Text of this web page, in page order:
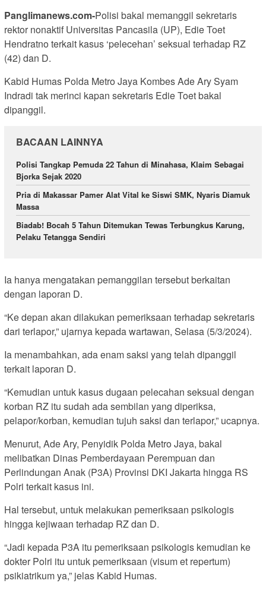
Panglimanews.com-Polisi bakal memanggil sekretaris
rektor nonaktif Universitas Pancasila (UP), Edie Toet
Hendratno terkait kasus ‘pelecehan’ seksual terhadap RZ
(42) dan D.
Kabid Humas Polda Metro Jaya Kombes Ade Ary Syam
Indradi tak merinci kapan sekretaris Edie Toet bakal
dipanggil.
BACAAN LAINNYA
Polisi Tangkap Pemuda 22 Tahun di Minahasa, Klaim Sebagai
Bjorka Sejak 2020
Pria di Makassar Pamer Alat Vital ke Siswi SMK, Nyaris Diamuk
Massa
Biadab! Bocah 5 Tahun Ditemukan Tewas Terbungkus Karung,
Pelaku Tetangga Sendiri
Ia hanya mengatakan pemanggilan tersebut berkaitan
dengan laporan D.
“Ke depan akan dilakukan pemeriksaan terhadap sekretaris
dari terlapor,” ujarnya kepada wartawan, Selasa (5/3/2024).
Ia menambahkan, ada enam saksi yang telah dipanggil
terkait laporan D.
“Kemudian untuk kasus dugaan pelecahan seksual dengan
korban RZ itu sudah ada sembilan yang diperiksa,
pelapor/korban, kemudian tujuh saksi dan terlapor,” ucapnya.
Menurut, Ade Ary, Penyidik Polda Metro Jaya, bakal
melibatkan Dinas Pemberdayaan Perempuan dan
Perlindungan Anak (P3A) Provinsi DKI Jakarta hingga RS
Polri terkait kasus ini.
Hal tersebut, untuk melakukan pemeriksaan psikologis
hingga kejiwaan terhadap RZ dan D.
“Jadi kepada P3A itu pemeriksaan psikologis kemudian ke
dokter Polri itu untuk pemeriksaan (visum et repertum)
psikiatrikum ya,” jelas Kabid Humas.